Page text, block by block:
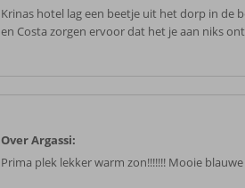
Krinas hotel lag een beetje uit het dorp in de
en Costa zorgen ervoor dat het je aan niks
Over Argassi:
Prima plek lekker warm zon!!!!!!! Mooie blauwe